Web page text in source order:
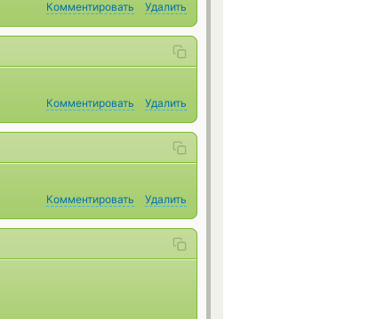
Комментировать
Удалить
Комментировать
Удалить
Комментировать
Удалить